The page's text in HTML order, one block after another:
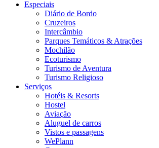
Especiais
Diário de Bordo
Cruzeiros
Intercâmbio
Parques Temáticos & Atrações
Mochilão
Ecoturismo
Turismo de Aventura
Turismo Religioso
Serviços
Hotéis & Resorts
Hostel
Aviação
Aluguel de carros
Vistos e passagens
WePlann